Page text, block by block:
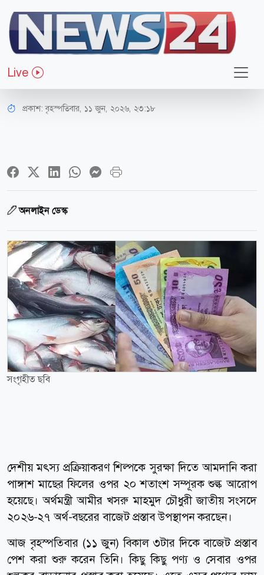
Live
অর্থ-বাণিজ্য
এই বাজেট কার্যকর হলে পাঙ্গাশ মাছের
দাম যেমন হবে
প্রকাশ:বৃহস্পতিবার, ১১ জুন, ২০২৬, ২৩:১৮
অনলাইন ডেস্ক
সংগৃহীত ছবি
দেশীয় মৎস্য প্রক্রিয়াকরণ শিল্পকে সুরক্ষা দিতে আমদানি করা
পাঙ্গাশ মাছের ফিলের ওপর ২০ শতাংশ সম্পূরক শুল্ক আরোপ
হয়েছে। অর্থমন্ত্রী আমীর খসরু মাহমুদ চৌধুরী জাতীয় সংসদে
২০২৬-২৭ অর্থ-বছরের বাজেট প্রস্তাব উপস্থাপন করছেন।
আজ বৃহস্পতিবার (১১ জুন) বিকাল ৩টার দিকে বাজেট প্রস্তাব
পেশ করা শুরু করেন তিনি। কিছু কিছু পণ্য ও সেবার ওপর